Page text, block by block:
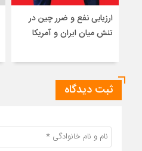
ارزیابی نفع و ضرر چین در
تنش میان ایران و آمریکا
ثبت دیدگاه